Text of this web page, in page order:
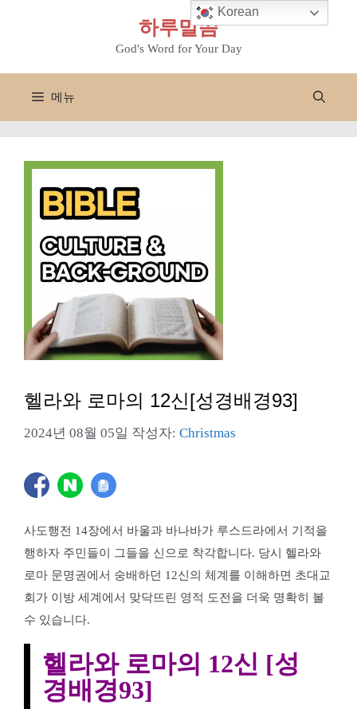
하루말씀
God's Word for Your Day
메뉴
헬라와 로마의 12신[성경배경93]
2024년 08월 05일 작성자: Christmas
사도행전 14장에서 바울과 바나바가 루스드라에서 기적을
행하자 주민들이 그들을 신으로 착각합니다. 당시 헬라와
로마 문명권에서 숭배하던 12신의 체계를 이해하면 초대교
회가 이방 세계에서 맞닥뜨린 영적 도전을 더욱 명확히 볼
수 있습니다.
헬라와 로마의 12신 [성
경배경93]
Korean